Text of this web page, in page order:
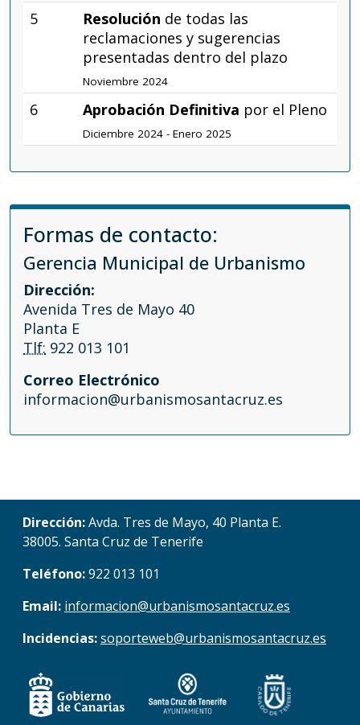
5 Resolución de todas las
reclamaciones y sugerencias
presentadas dentro del plazo
Noviembre 2024
6 Aprobación Definitiva por el Pleno
Diciembre 2024 - Enero 2025
Formas de contacto:
Gerencia Municipal de Urbanismo
Dirección:
Avenida Tres de Mayo 40
Planta E
Tlf: 922 013 101
Correo Electrónico
informacion@urbanismosantacruz.es
Dirección:Avda. Tres de Mayo, 40 Planta E.
38005. Santa Cruz de Tenerife
Teléfono:922 013 101
Email: informacion@urbanismosantacruz.es
Incidencias:soporteweb@urbanismosantacruz.es